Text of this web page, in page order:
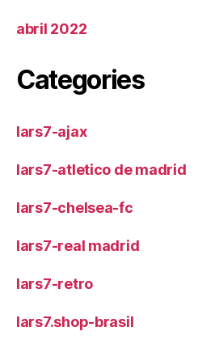
abril 2022
Categories
lars7-ajax
lars7-atletico de madrid
lars7-chelsea-fc
lars7-real madrid
lars7-retro
lars7.shop-brasil